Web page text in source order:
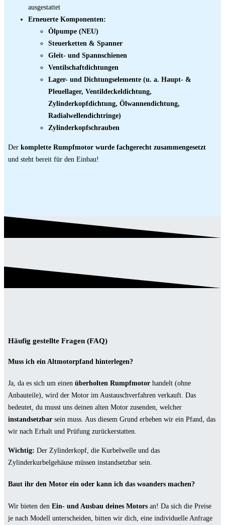
ausgestattet
Erneuerte Komponenten:
Ölpumpe (NEU)
Steuerketten & Spanner
Gleit- und Spannschienen
Ventilschaftdichtungen
Lager- und Dichtungselemente (u. a. Haupt- &
Pleuellager, Ventildeckeldichtung,
Zylinderkopfdichtung, Ölwannendichtung,
Radialwellendichtringe)
Zylinderkopfschrauben
Der komplette Rumpfmotor wurde fachgerecht zusammengesetzt
und steht bereit für den Einbau!
Häufig gestellte Fragen (FAQ)
Muss ich ein Altmotorpfand hinterlegen?
Ja, da es sich um einen überholten Rumpfmotor handelt (ohne
Anbauteile), wird der Motor im Austauschverfahren verkauft. Das
bedeutet, du musst uns deinen alten Motor zusenden, welcher
instandsetzbar sein muss. Aus diesem Grund erheben wir ein Pfand, das
wir nach Erhalt und Prüfung zurückerstatten.
Wichtig: Der Zylinderkopf, die Kurbelwelle und das
Zylinderkurbelgehäuse müssen instandsetzbar sein.
Baut ihr den Motor ein oder kann ich das woanders machen?
Wir bieten den Ein- und Ausbau deines Motors an! Da sich die Preise
je nach Modell unterscheiden, bitten wir dich, eine individuelle Anfrage